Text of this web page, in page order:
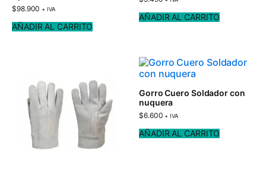
$98.900 + IVA
AÑADIR AL CARRITO
AÑADIR AL CARRITO
Gorro Cuero Soldador con
nuquera
$6.600 + IVA
AÑADIR AL CARRITO